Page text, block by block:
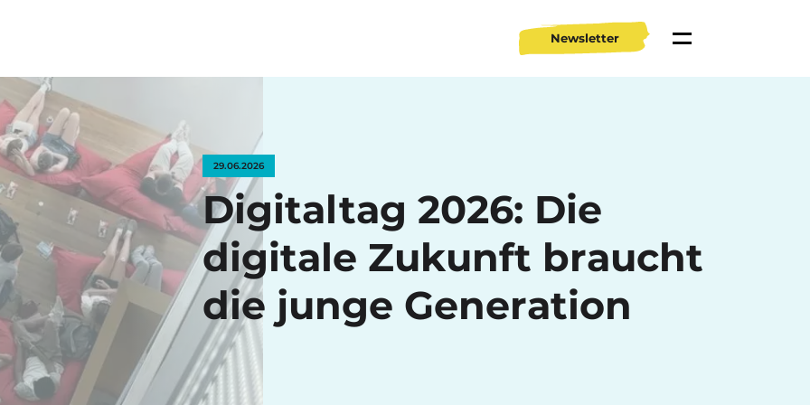
Newsletter
29.06.2026
Digitaltag 2026: Die
digitale Zukunft braucht
die junge Generation